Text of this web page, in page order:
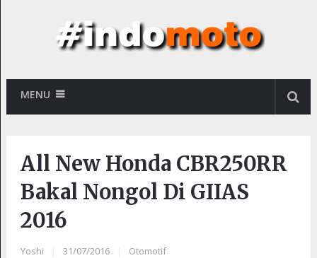
MENU
All New Honda CBR250RR
Bakal Nongol Di GIIAS
2016
Yoshi 31/07/2016 Otomotif